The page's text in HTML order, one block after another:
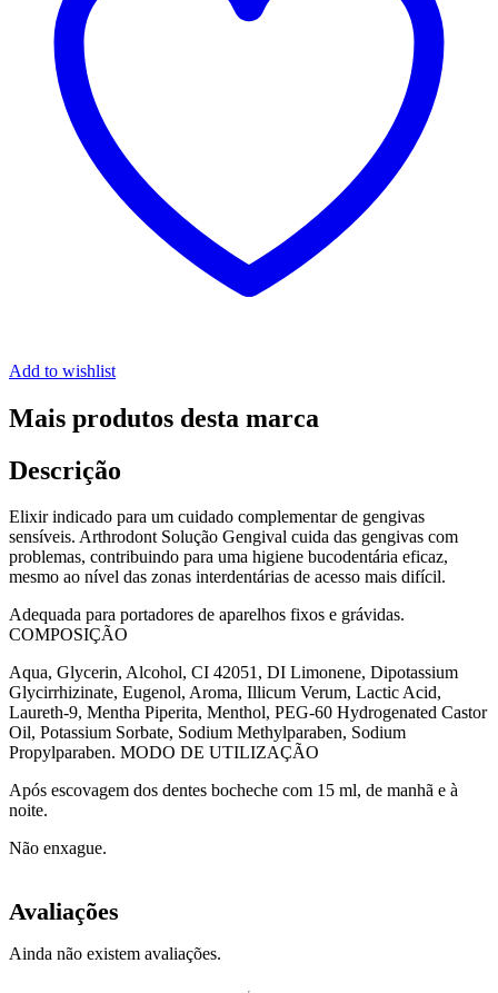
Add to wishlist
Mais produtos desta marca
Descrição
Elixir indicado para um cuidado complementar de gengivas
sensíveis. Arthrodont Solução Gengival cuida das gengivas com
problemas, contribuindo para uma higiene bucodentária eficaz,
mesmo ao nível das zonas interdentárias de acesso mais difícil.
Adequada para portadores de aparelhos fixos e grávidas.
COMPOSIÇÃO
Aqua, Glycerin, Alcohol, CI 42051, DI Limonene, Dipotassium
Glycirrhizinate, Eugenol, Aroma, Illicum Verum, Lactic Acid,
Laureth-9, Mentha Piperita, Menthol, PEG-60 Hydrogenated Castor
Oil, Potassium Sorbate, Sodium Methylparaben, Sodium
Propylparaben. MODO DE UTILIZAÇÃO
Após escovagem dos dentes bocheche com 15 ml, de manhã e à
noite.
Não enxague.
Avaliações
Ainda não existem avaliações.